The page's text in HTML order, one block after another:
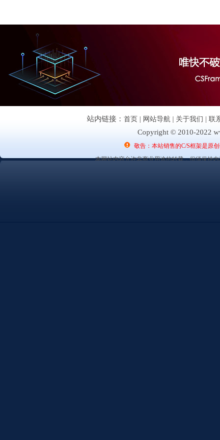
站内链接： 首页 | 网站导航 | 关于我们 | 联
Copyright © 2010-2022
敬告：本站销售的C/S框架是原
本网站内容允许非商业用途的转载，但须保持